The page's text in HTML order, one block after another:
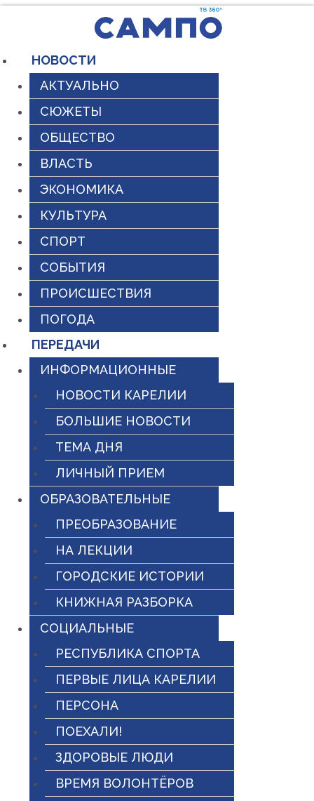
содержимому
НОВОСТИ
АКТУАЛЬНО
СЮЖЕТЫ
ОБЩЕСТВО
ВЛАСТЬ
ЭКОНОМИКА
КУЛЬТУРА
СПОРТ
СОБЫТИЯ
ПРОИСШЕСТВИЯ
ПОГОДА
ПЕРЕДАЧИ
ИНФОРМАЦИОННЫЕ
НОВОСТИ КАРЕЛИИ
БОЛЬШИЕ НОВОСТИ
ТЕМА ДНЯ
ЛИЧНЫЙ ПРИЕМ
ОБРАЗОВАТЕЛЬНЫЕ
ПРЕОБРАЗОВАНИЕ
НА ЛЕКЦИИ
ГОРОДСКИЕ ИСТОРИИ
КНИЖНАЯ РАЗБОРКА
СОЦИАЛЬНЫЕ
РЕСПУБЛИКА СПОРТА
ПЕРВЫЕ ЛИЦА КАРЕЛИИ
ПЕРСОНА
ПОЕХАЛИ!
ЗДОРОВЫЕ ЛЮДИ
ВРЕМЯ ВОЛОНТЁРОВ